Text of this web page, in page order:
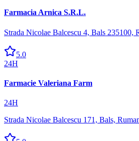
Farmacia Arnica S.R.L.
Strada Nicolae Balcescu 4, Bals 235100,
5.0
24H
Farmacie Valeriana Farm
24H
Strada Nicolae Balcescu 171, Bals,